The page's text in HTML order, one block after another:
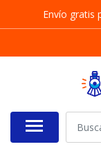
Envío gratis